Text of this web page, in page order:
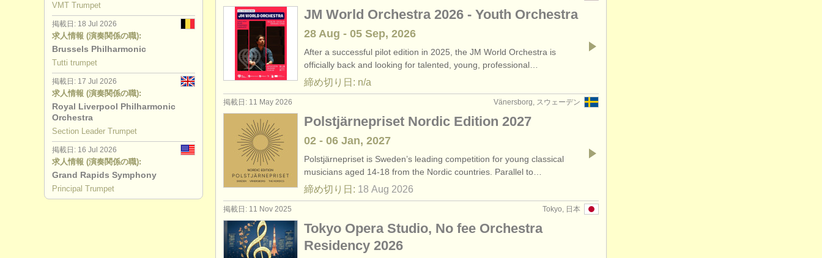
楽器の販売: トランペット (2)
盗まれた楽器: トランペット (53)
JM World Orchestra 2026 - Youth Orchestra
28 Aug - 05 Sep, 2026
After a successful pilot edition in 2025, the JM World Orchestra is
officially back and looking for talented, young, professional…
締め切り日: n/a
Vänersborg, スウェーデン
掲載日: 11 May 2026
Polstjärnepriset Nordic Edition 2027
02 - 06 Jan, 2027
Polstjärnepriset is Sweden’s leading competition for young classical
musicians aged 14-18 from the Nordic countries. Parallel to…
締め切り日: 18 Aug 2026
Tokyo, 日本
掲載日: 11 Nov 2025
Tokyo Opera Studio, No fee Orchestra
Residency 2026
VMT Trumpet
掲載日: 18 Jul 2026
求人情報 (演奏関係の職):
Brussels Philharmonic
Tutti trumpet
掲載日: 17 Jul 2026
求人情報 (演奏関係の職):
Royal Liverpool Philharmonic
Orchestra
Section Leader Trumpet
掲載日: 16 Jul 2026
求人情報 (演奏関係の職):
Grand Rapids Symphony
Principal Trumpet